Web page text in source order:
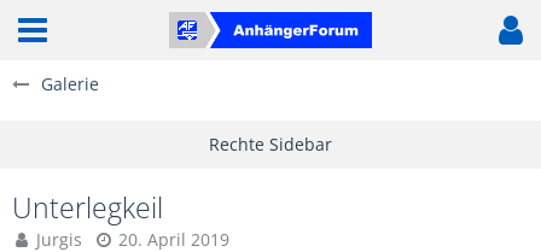
Galerie
Unterlegkeil
Jurgis 20. April 2019